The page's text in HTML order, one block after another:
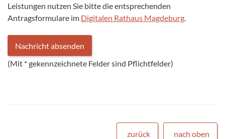
Leistungen nutzen Sie bitte die entsprechenden
Antragsformulare im Digitalen Rathaus Magdeburg.
(Mit *gekennzeichnete Felder sind Pflichtfelder)
zurück nach oben